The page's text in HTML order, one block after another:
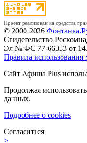
Проект реализован на средства
© 2000-2026
Свидетельство
Эл № ФС 77-66333 от
Правила использования
Сайт Афиша Plus
Продолжая
данных.
Подробнее о cookies
Согласиться
>